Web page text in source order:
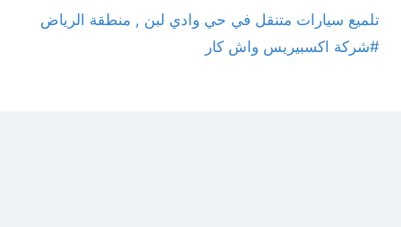
تلميع سيارات متنقل في حي وادي لبن , منطقة الرياض
#شركة اكسبيريس واش كار